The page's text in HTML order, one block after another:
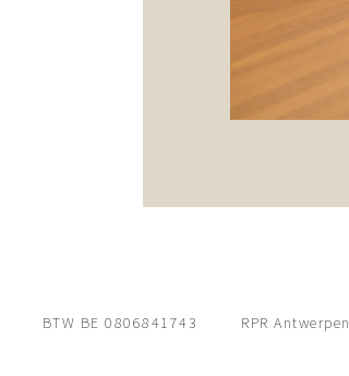
BTW BE 0806841743 RPR Antwerpen